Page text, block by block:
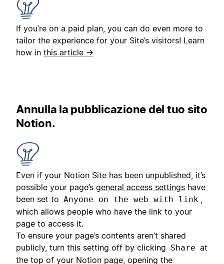
If you’re on a paid plan, you can do even more to
tailor the experience for your Site’s visitors! Learn
how in this article →
Annulla la pubblicazione del tuo sito
Notion.
Even if your Notion Site has been unpublished, it’s
possible your page’s general access settings have
been set to Anyone on the web with link ,
which allows people who have the link to your
page to access it.
To ensure your page’s contents aren’t shared
publicly, turn this setting off by clicking Share at
the top of your Notion page, opening the